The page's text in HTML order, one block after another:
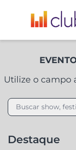
Utilize o campo
Buscar show,
Destaque